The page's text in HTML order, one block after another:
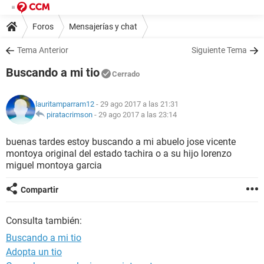
Foros Mensajerías y chat
Tema Anterior Siguiente Tema
Buscando a mi tio Cerrado
lauritamparram12 - 29 ago 2017 a las 21:31
piratacrimson - 29 ago 2017 a las 23:14
buenas tardes estoy buscando a mi abuelo jose vicente
montoya original del estado tachira o a su hijo lorenzo
miguel montoya garcia
Compartir
Consulta también:
Buscando a mi tio
Adopta un tio